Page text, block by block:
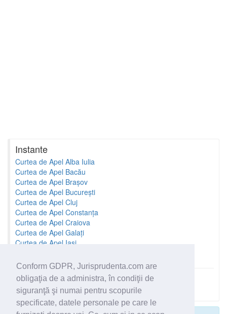
Conform GDPR, Jurisprudenta.com are
obligaţia de a administra, în condiţii de
siguranţă şi numai pentru scopurile
specificate, datele personale pe care le
Instante
Curtea de Apel Alba Iulia
Curtea de Apel Bacău
Curtea de Apel Brașov
Curtea de Apel București
Curtea de Apel Cluj
Curtea de Apel Constanța
Curtea de Apel Craiova
Curtea de Apel Galați
Curtea de Apel Iași
Toate instantele